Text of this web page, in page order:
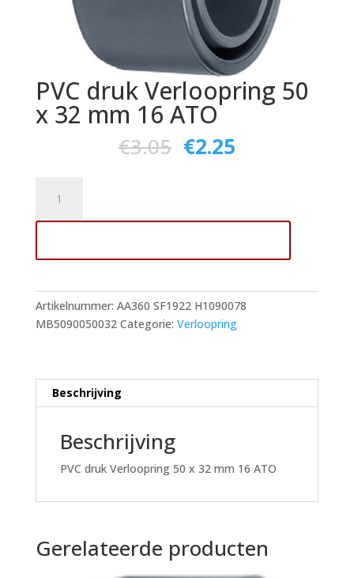
PVC druk Verloopring 50
x 32 mm 16 ATO
€3.05 €2.25
Verloopring
x
mm
16
ATO
Artikelnummer: AA360 SF1922 H1090078
MB5090050032 Categorie: Verloopring
Beschrijving
Beschrijving
PVC druk Verloopring 50 x 32 mm 16 ATO
Gerelateerde producten